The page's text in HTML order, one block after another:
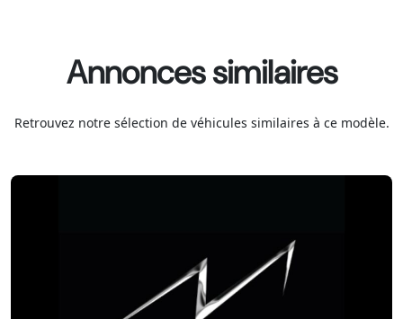
Annonces similaires
Retrouvez notre sélection de véhicules similaires à ce modèle.